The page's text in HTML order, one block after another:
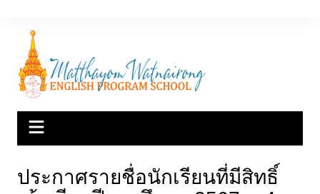
content
ประกาศรายชื่อนักเรียนที่มีสิทธิ์